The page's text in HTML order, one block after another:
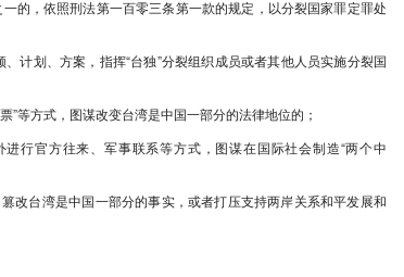
国家、煽动分裂国家犯罪的意见
家、煽动分裂国家犯罪，切实维护国家主
国刑事诉讼法》等法律以及相关司法解释的